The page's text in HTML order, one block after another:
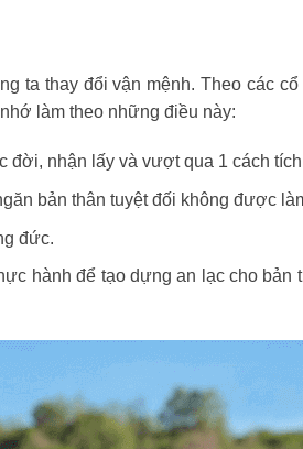
ta thay đổi vận mệnh. Theo các
làm theo những điều này:
đời, nhận lấy và vượt qua 1 cách
bản thân tuyệt đối không được
đức.
hành để tạo dựng an lạc cho